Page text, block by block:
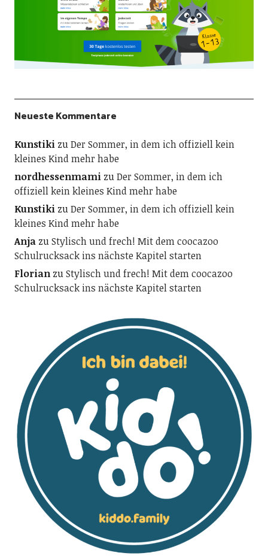
Neueste Kommentare
KunstikizuDer Sommer, in dem ich offiziell kein
kleines Kind mehr habe
nordhessenmamizuDer Sommer, in dem ich
offiziell kein kleines Kind mehr habe
KunstikizuDer Sommer, in dem ich offiziell kein
kleines Kind mehr habe
AnjazuStylisch und frech! Mit dem coocazoo
Schulrucksack ins nächste Kapitel starten
FlorianzuStylisch und frech! Mit dem coocazoo
Schulrucksack ins nächste Kapitel starten